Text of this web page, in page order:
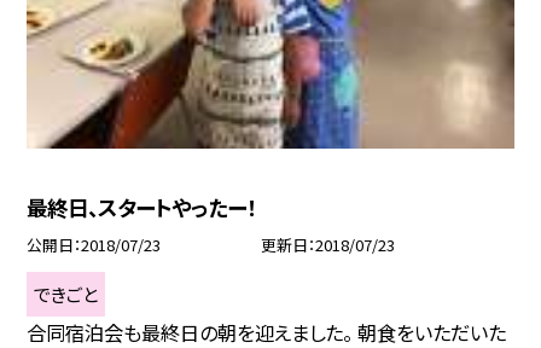
最終日、スタートやったー！
公開日 2018/07/23 更新日 2018/07/23
できごと
合同宿泊会も最終日の朝を迎えました。 朝食をいただいた